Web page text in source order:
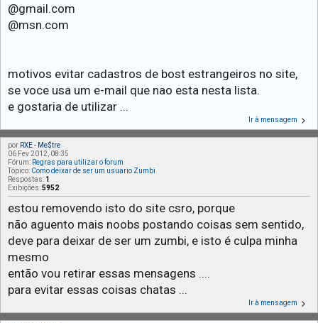
@gmail.com
@msn.com
motivos evitar cadastros de bost estrangeiros no site,
se voce usa um e-mail que nao esta nesta lista.
e gostaria de utilizar ...
Ir à mensagem
por RXE - Me$tre
06 Fev 2012, 08:35
Fórum: Regras para utilizar o forum
Tópico: Como deixar de ser um usuario Zumbi
Respostas: 1
Exibições:5952
estou removendo isto do site csro, porque
não aguento mais noobs postando coisas sem sentido,
deve para deixar de ser um zumbi, e isto é culpa minha
mesmo
então vou retirar essas mensagens ....
para evitar essas coisas chatas ...
Ir à mensagem